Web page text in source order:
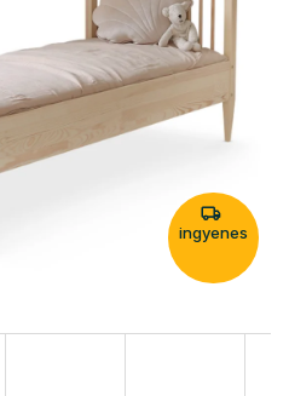
ingyenes